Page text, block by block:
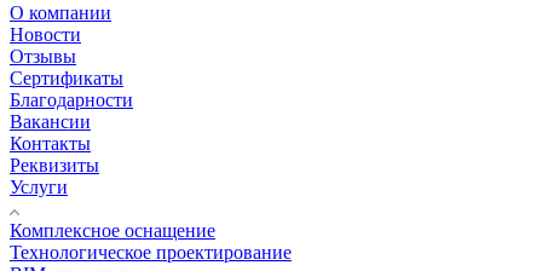
О компании
Новости
Отзывы
Сертификаты
Благодарности
Вакансии
Контакты
Реквизиты
Услуги
Комплексное оснащение
Технологическое проектирование